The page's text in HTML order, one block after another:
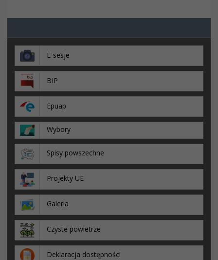
E-sesje
BIP
Epuap
Wybory
Spisy powszechne
Projekty UE
Galeria
Czyste powietrze
Deklaracja dostępności